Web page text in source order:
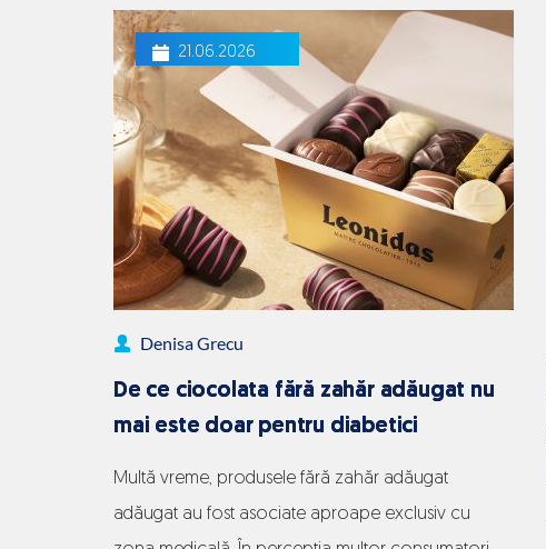
stresantă.…
Continue reading
Cadouri
minute
care
nu
par
alese
în
grabă:
premium
cu
imediat
21.06.2026
Denisa Grecu
De ce ciocolata fără zahăr adăugat nu
mai este doar pentru diabetici
Multă vreme, produsele fără zahăr adăugat
adăugat au fost asociate aproape exclusiv cu